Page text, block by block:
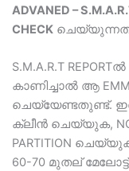
ADVANED –
CHECK
S.M.A.R.T REPORTല്‍
കാണിച്ചാല്‍ ആ
ചെയ്യേണ്ടതുണ്ട്.
ക്ലീന്‍ ചെയ്യുക,
PARTITION
60-70 മുതല്